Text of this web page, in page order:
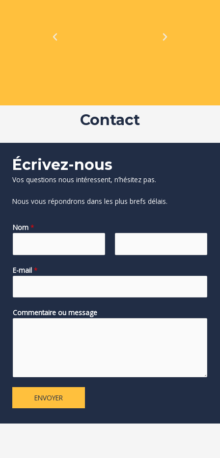
P
N
Contact
Écrivez-nous
Vos questions nous intéressent, n’hésitez pas.
Nous vous répondrons dans les plus brefs délais.
Nom *
E-mail *
Commentaire ou message
ENVOYER